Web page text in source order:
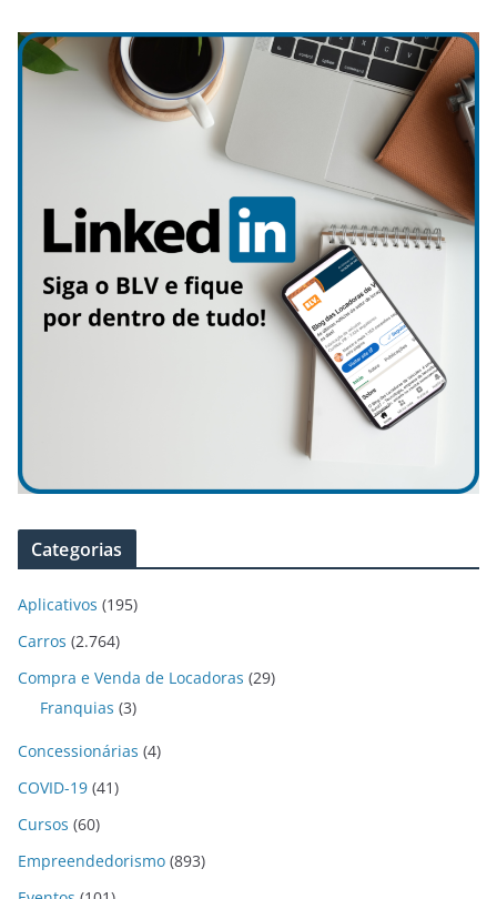
Categorias
Aplicativos (195)
Carros (2.764)
Compra e Venda de Locadoras (29)
Franquias (3)
Concessionárias (4)
COVID-19 (41)
Cursos (60)
Empreendedorismo (893)